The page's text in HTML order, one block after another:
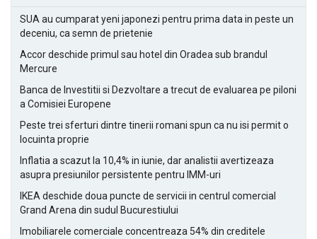
SUA au cumparat yeni japonezi pentru prima data in peste un
deceniu, ca semn de prietenie
Accor deschide primul sau hotel din Oradea sub brandul
Mercure
Banca de Investitii si Dezvoltare a trecut de evaluarea pe piloni
a Comisiei Europene
Peste trei sferturi dintre tinerii romani spun ca nu isi permit o
locuinta proprie
Inflatia a scazut la 10,4% in iunie, dar analistii avertizeaza
asupra presiunilor persistente pentru IMM-uri
IKEA deschide doua puncte de servicii in centrul comercial
Grand Arena din sudul Bucurestiului
Imobiliarele comerciale concentreaza 54% din creditele